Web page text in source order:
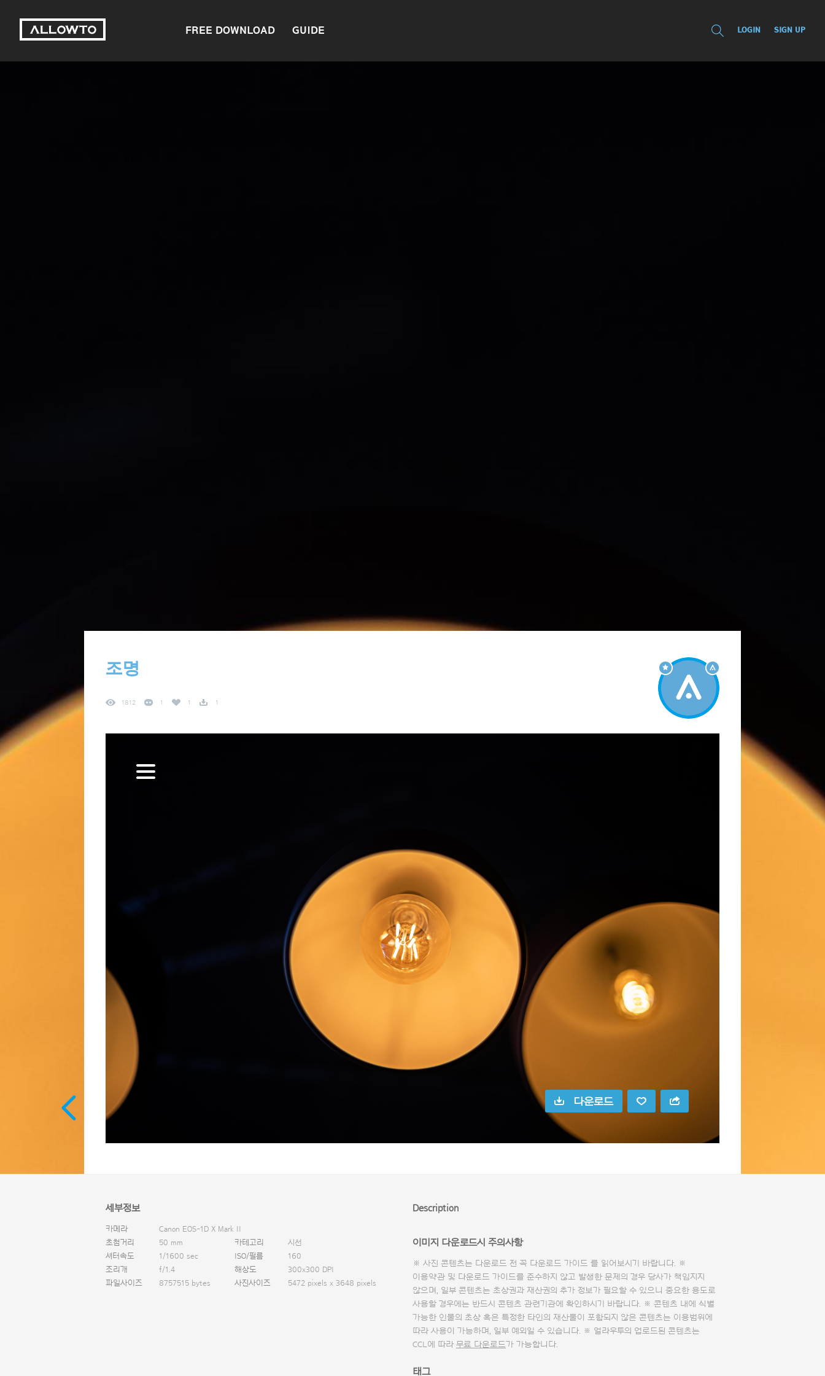
FREE DOWNLOAD GUIDE LOGIN SIGN UP
조명
1812 1 1 1
다운로드
세부정보
카메라
Canon EOS-1D X Mark II
초첨거리
50 mm 카테고리
시선
셔터속도
1/1600 sec ISO/필름
160
조리개
f/1.4 해상도
300x300 DPI
파일사이즈
8757515 bytes 사진사이즈 5472 pixels x 3648 pixels
Description
이미지 다운로드시 주의사항
※ 사진 콘텐츠는 다운로드 전 꼭 다운로드 가이드 를 읽어보시기 바랍니다. ※
이용약관 및 다운로드 가이드를 준수하지 않고 발생한 문제의 경우 당사가 책임지지
않으며, 일부 콘텐츠는 초상권과 재산권의 추가 정보가 필요할 수 있으니 중요한 용도로
사용할 경우에는 반드시 콘텐츠 관련기관에 확인하시기 바랍니다. ※ 콘텐츠 내에 식별
가능한 인물의 초상 혹은 특정한 타인의 재산물이 포함되지 않은 콘텐츠는 이용범위에
따라 사용이 가능하며, 일부 예외일 수 있습니다. ※ 얼라우투의 업로드된 콘텐츠는
CCL에 따라 무료 다운로드가 가능합니다.
태그